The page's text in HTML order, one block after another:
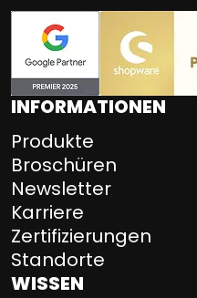
INFORMATIONEN
Produkte
Broschüren
Newsletter
Karriere
Zertifizierungen
Standorte
WISSEN